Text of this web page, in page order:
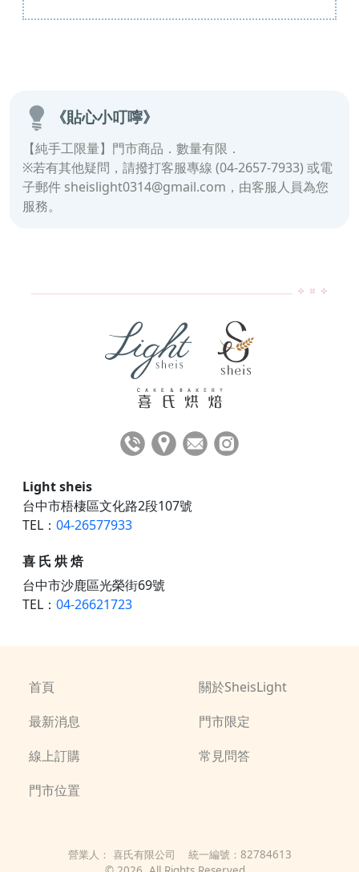
《貼心小叮嚀》
【純手工限量】門市商品．數量有限．
※若有其他疑問，請撥打客服專線 (04-2657-7933) 或電
子郵件 sheislight0314@gmail.com，由客服人員為您
服務。
Light sheis
台中市梧棲區文化路2段107號
TEL： 04-26577933
喜 氏 烘 焙
台中市沙鹿區光榮街69號
TEL： 04-26621723
首頁
關於SheisLight
最新消息
門市限定
線上訂購
常見問答
門市位置
營業人： 喜氏有限公司 統一編號： 82784613